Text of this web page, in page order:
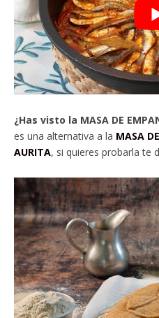
¿Has visto la MASA DE
es una alternativa a la MASA
AURITA, si quieres probarla te